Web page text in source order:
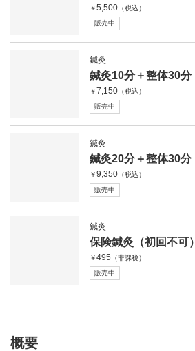
￥5,500 （税込）
販売中
鍼灸
鍼灸10分＋整体30分
￥7,150 （税込）
販売中
鍼灸
鍼灸20分＋整体30分
￥9,350 （税込）
販売中
鍼灸
保険鍼灸（初回不可）
￥495 （非課税）
販売中
概要